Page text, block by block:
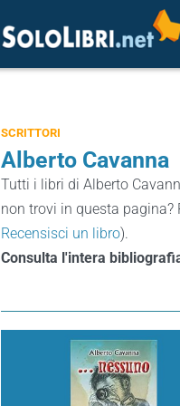
SCRITTORI
Alberto Cavanna
Tutti i libri di Alberto
non trovi in questa
Recensisci un libro).
Consulta l'intera